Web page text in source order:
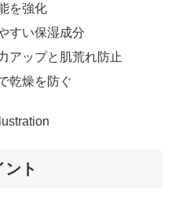
を強化
すい保湿成分
アップと肌荒れ防止
乾燥を防ぐ
ト